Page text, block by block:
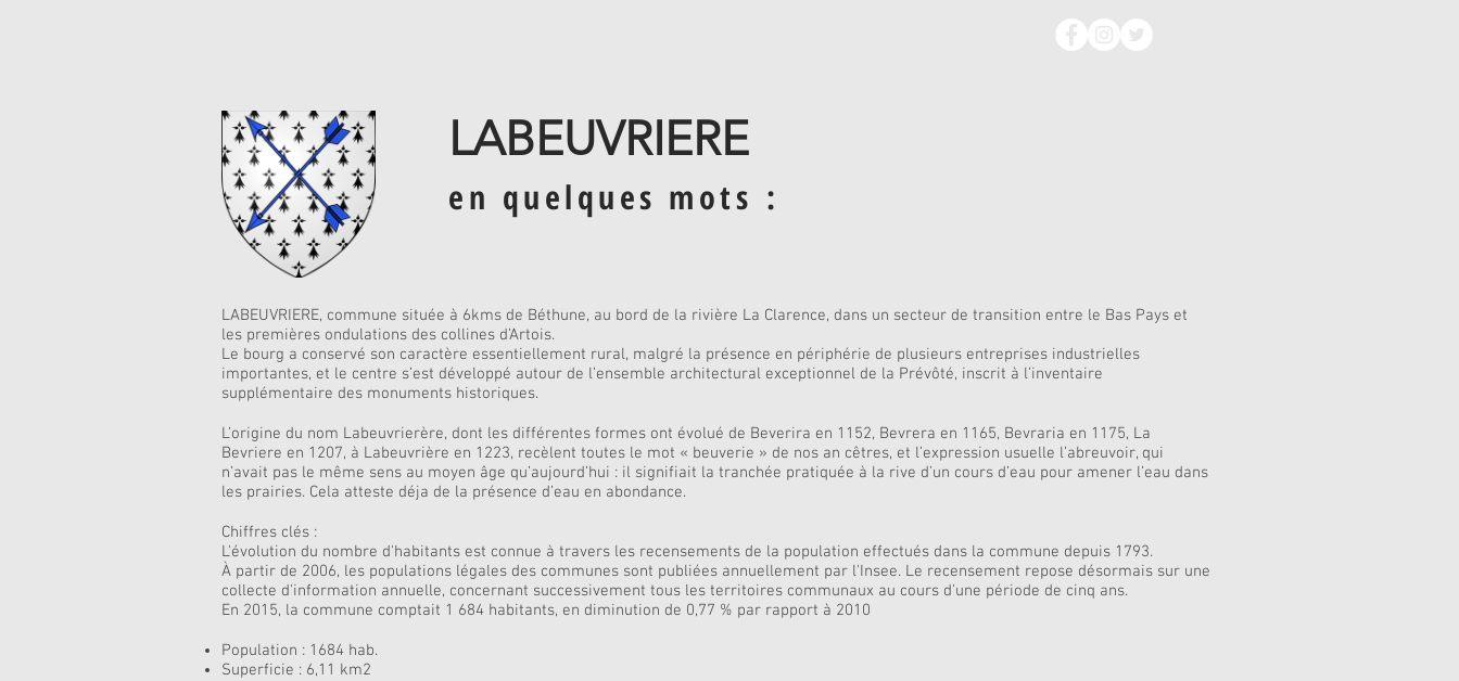
LABEUVRIERE
en quelques mots :
LABEUVRIERE, commune située à 6kms de Béthune, au bord de la rivière La Clarence, dans un secteur de transition entre le Bas Pays et
les premières ondulations des collines d’Artois.
Le bourg a conservé son caractère essentiellement rural, malgré la présence en périphérie de plusieurs entreprises industrielles
importantes, et le centre s’est développé autour de l’ensemble architectural exceptionnel de la Prévôté, inscrit à l’inventaire
supplémentaire des monuments historiques.
L’origine du nom Labeuvrierère, dont les différentes formes ont évolué de Beverira en 1152, Bevrera en 1165, Bevraria en 1175, La
Bevriere en 1207, à Labeuvrière en 1223, recèlent toutes le mot « beuverie » de nos an cêtres, et l’expression usuelle l’abreuvoir, qui
n’avait pas le même sens au moyen âge qu’aujourd’hui : il signifiait la tranchée pratiquée à la rive d’un cours d’eau pour amener l’eau dans
les prairies. Cela atteste déja de la présence d’eau en abondance.
Chiffres clés :
L'évolution du nombre d'habitants est connue à travers les recensements de la population effectués dans la commune depuis 1793.
À partir de 2006, les populations légales des communes sont publiées annuellement par l'Insee. Le recensement repose désormais sur une
collecte d'information annuelle, concernant successivement tous les territoires communaux au cours d'une période de cinq ans.
En 2015, la commune comptait 1 684 habitants, en diminution de 0,77 % par rapport à 2010
Population : 1684 hab.
Superficie : 6,11 km2